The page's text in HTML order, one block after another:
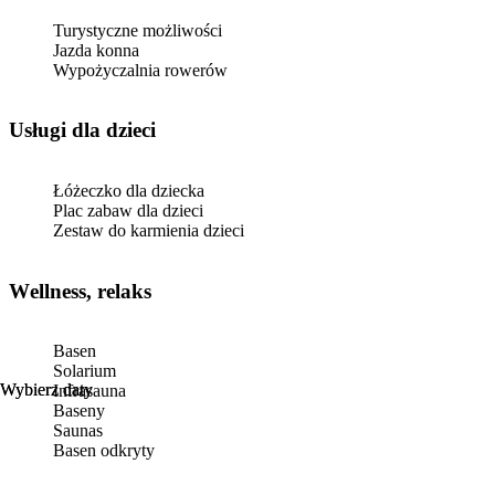
Wybierz daty
Wybierz daty
Turystyczne możliwości
Jazda konna
Wypożyczalnia rowerów
usługi dla dzieci
Łóżeczko dla dziecka
Plac zabaw dla dzieci
Zestaw do karmienia dzieci
Wellness, relaks
Basen
Solarium
Infrasauna
Baseny
Saunas
Basen odkryty